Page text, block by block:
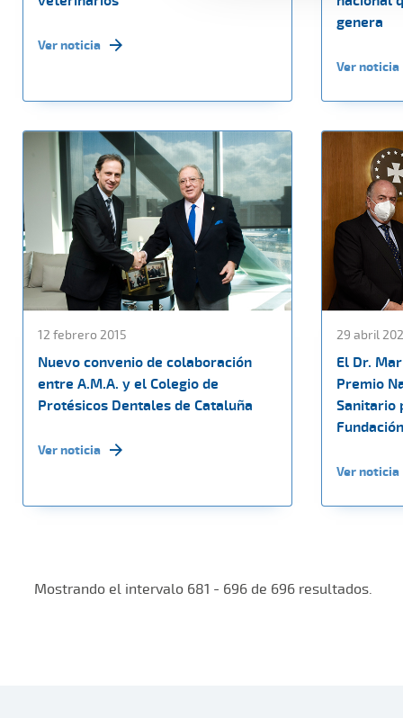
Ver noticia
genera
Ver noticia
12 febrero 2015
Nuevo convenio de colaboración
entre A.M.A. y el Colegio de
Protésicos Dentales de Cataluña
Ver noticia
29 abril
El Dr.
Premio
Sanitario
Ver noticia
Mostrando el intervalo 681 - 696 de 696 resultados.